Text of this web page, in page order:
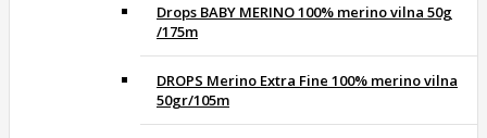
Drops BABY MERINO 100% merino vilna 50g
/175m
DROPS Merino Extra Fine 100% merino vilna
50gr/105m